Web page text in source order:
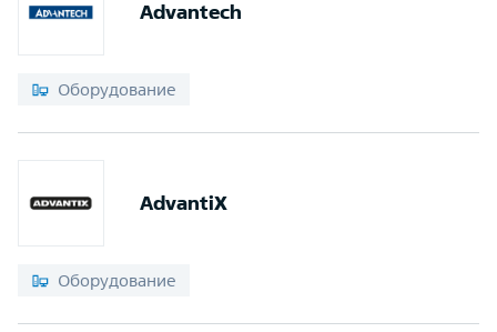
Advantech
Оборудование
AdvantiX
Оборудование